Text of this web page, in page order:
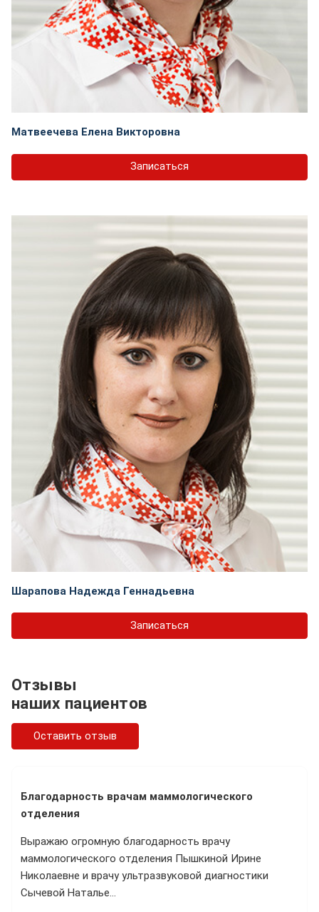
Матвеечева Елена Викторовна
Записаться
Шарапова Надежда Геннадьевна
Записаться
Отзывы
наших пациентов
Оставить отзыв
Благодарность врачам маммологического
отделения
Выражаю огромную благодарность врачу
маммологического отделения Пышкиной Ирине
Николаевне и врачу ультразвуковой диагностики
Сычевой Наталье…